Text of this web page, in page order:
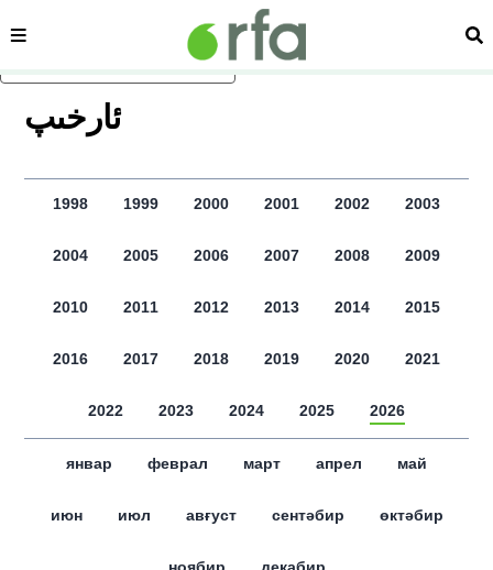
асаслиқ мәзмунға атлаң
сәһипә
ﺋﺎﺭﺧﯩﭗ
1998 1999 2000 2001 2002 2003
2004 2005 2006 2007 2008 2009
2010 2011 2012 2013 2014 2015
2016 2017 2018 2019 2020 2021
2022 2023 2024 2025 2026
январ феврал март апрел май
июн июл авғуст сентәбир өктәбир